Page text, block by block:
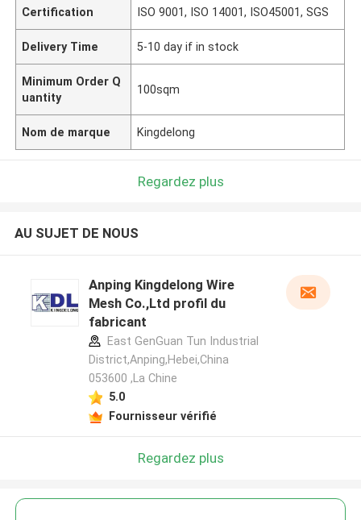
Certification ISO 9001, ISO 14001, ISO45001, SGS
Delivery Time 5-10 day if in stock
Minimum Order Q
uantity
100sqm
Nom de marque Kingdelong
Regardez plus
AU SUJET DE NOUS
Anping Kingdelong Wire
Mesh Co.,Ltd profil du
fabricant
East GenGuan Tun Industrial
District,Anping,Hebei,China
053600 ,La Chine
5.0
Fournisseur vérifié
Regardez plus